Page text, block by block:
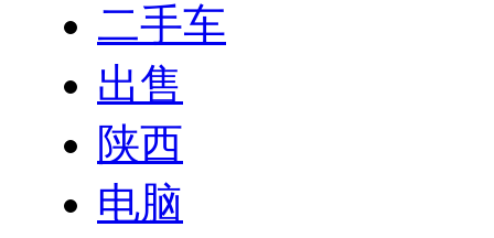
二手车
出售
陕西
电脑